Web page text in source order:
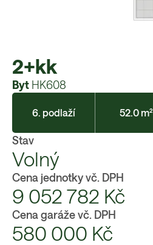
2+kk
Byt HK608
6. podlaží 52.0 m²
Stav
Volný
Cena jednotky vč. DPH
9 052 782 Kč
Cena garáže vč. DPH
580 000 Kč